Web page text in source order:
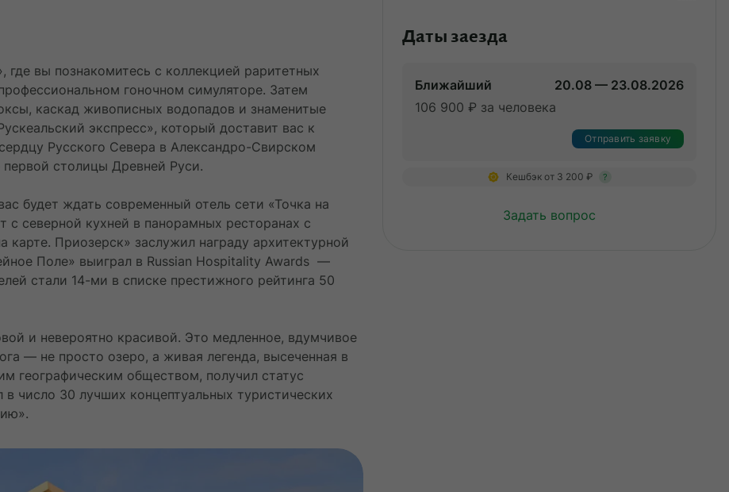
вы познакомитесь с коллекцией раритетных
гоночном симуляторе. Затем
каскад живописных водопадов и знаменитые
экспресс», который доставит вас к
Русского Севера в Александро-Свирском
столицы Древней Руси.
будет ждать современный отель сети «Точка на
с северной кухней в панорамных ресторанах с
Приозерск» заслужил награду архитектурной
Поле» выиграл в Russian Hospitality Awards —
стали 14-ми в списке престижного рейтинга 50
и невероятно красивой. Это медленное, вдумчивое
— не просто озеро, а живая легенда, высеченная в
географическим обществом, получил статус
число 30 лучших концептуальных туристических
Даты заезда
Ближайший
20.08 — 23.08.2026
106 900 ₽ за человека
Отправить заявку
Кешбэк от 3 200 ₽ ?
Задать вопрос